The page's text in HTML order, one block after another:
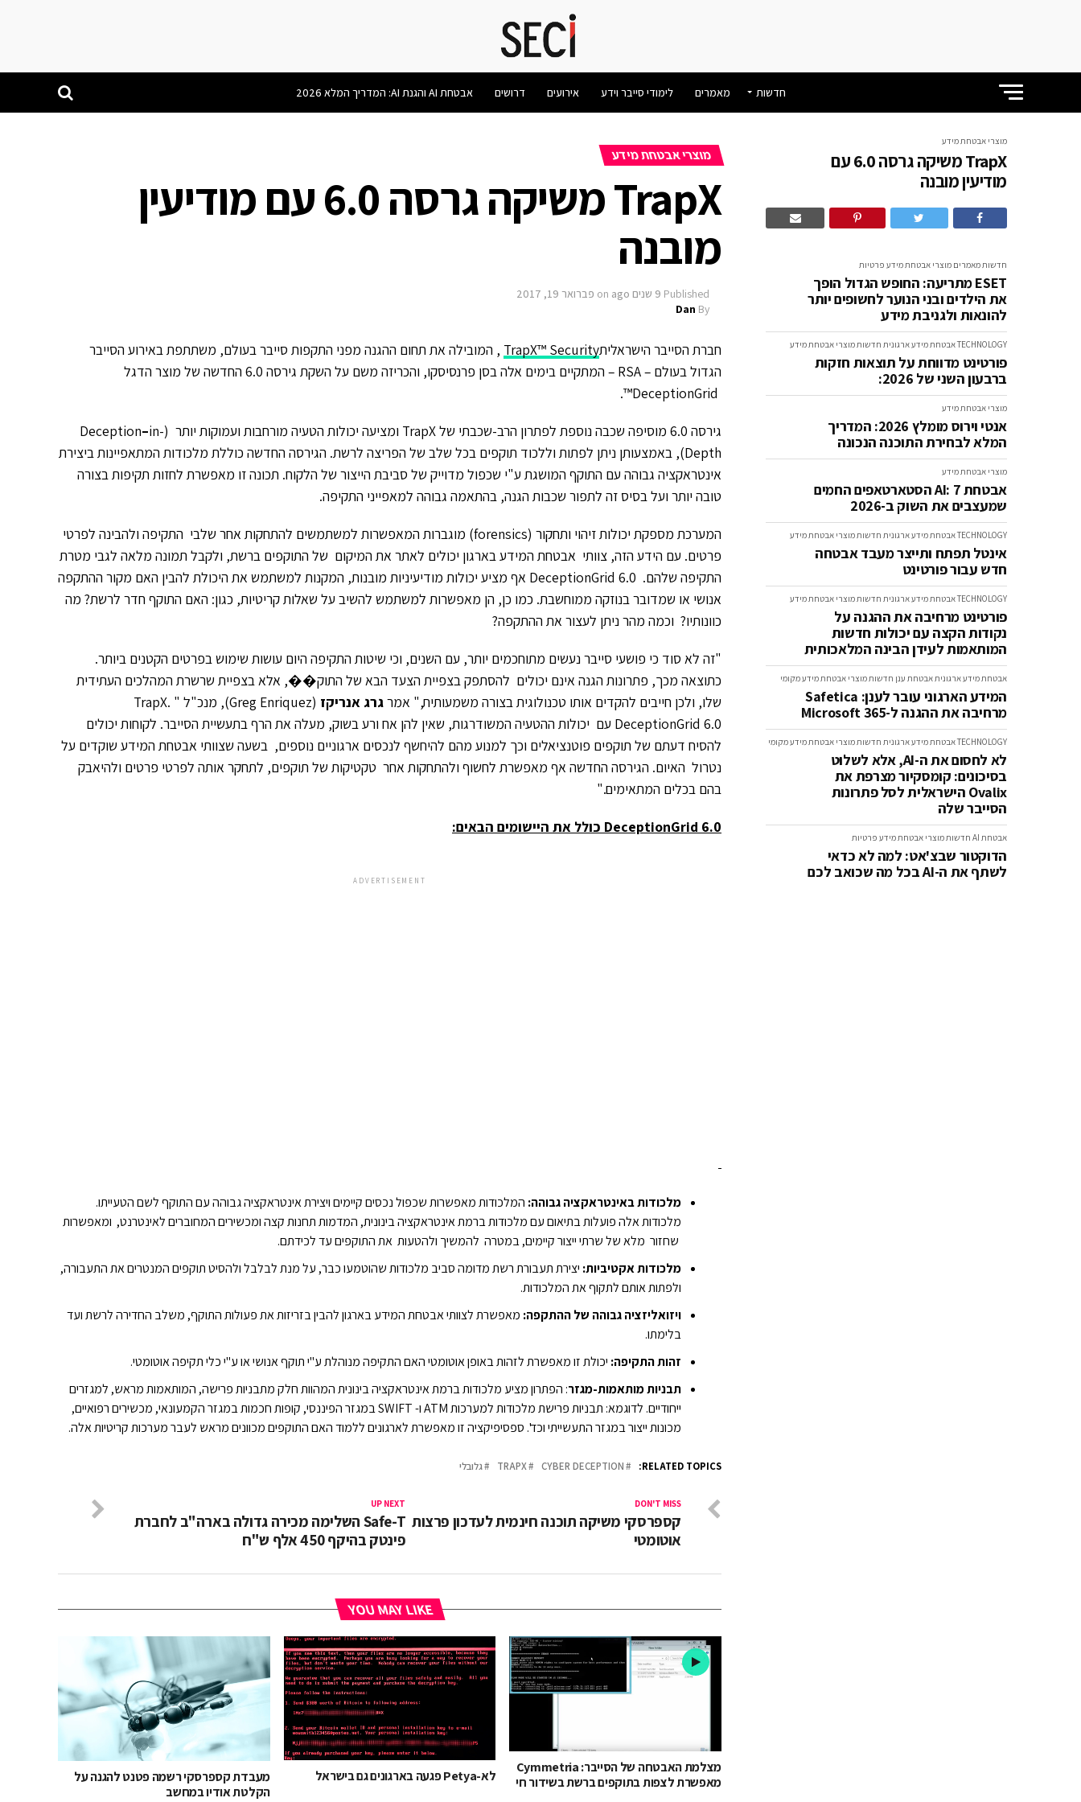
חדשות מאמרים לימודי סייבר וידע אירועים דרושים אבטחת AI והגנת AI: המדריך המלא 2026
מוצרי אבטחת מידע
TrapX משיקה גרסה 6.0 עם
מודיעין מובנה
חדשותמאמרים מוצרי אבטחת מידע פרטיות
ESET מתריעה: החופש הגדול הופך
את הילדים ובני הנוער לחשופים יותר
להונאות ולגניבת מידע
TECHNOLOGYאבטחת מידע ארגונית חדשותמוצרי אבטחת מידע
פורטינט מדווחת על תוצאות חזקות
ברבעון השני של 2026:
מוצרי אבטחת מידע
אנטי וירוס מומלץ 2026: המדריך
המלא לבחירת התוכנה הנכונה
מוצרי אבטחת מידע
אבטחת AI: 7 הסטארטאפים החמים
שמעצבים את השוק ב-2026
TECHNOLOGYאבטחת מידע ארגונית חדשותמוצרי אבטחת מידע
אינטל תפתח ותייצר מעבד אבטחה
חדש עבור פורטינט
TECHNOLOGYאבטחת מידע ארגונית חדשותמוצרי אבטחת מידע
פורטינט מרחיבה את ההגנה על
נקודות הקצה עם יכולות חדשות
המותאמות לעידן הבינה המלאכותית
אבטחת מידע ארגוניתאבטחת ענן חדשותמוצרי אבטחת מידעמקומי
המידע הארגוני עובר לענן: Safetica
מרחיבה את ההגנה ל-Microsoft 365
TECHNOLOGYאבטחת מידע ארגונית חדשותמוצרי אבטחת מידעמקומי
לא לחסום את ה-AI, אלא לשלוט
בסיכונים: קומסקיור מצרפת את
Ovalix הישראלית לסל פתרונות
הסייבר שלה
אבטחת AI חדשותמוצרי אבטחת מידע פרטיות
הדוקטור שבצ'אט: למה לא כדאי
לשתף את ה-AI בכל מה שכואב לכם
מוצרי אבטחת מידע
TrapX משיקה גרסה 6.0 עם מודיעין
מובנה
Published 9 שנים ago on פברואר 19, 2017
By
Dan
חברת הסייבר הישראליתTrapX™ Security , המובילה את תחום ההגנה מפני התקפות סייבר בעולם, משתתפת באירוע הסייבר
הגדול בעולם – RSA – המתקיים בימים אלה בסן פרנסיסקו, והכריזה משם על השקת גירסה 6.0 החדשה של מוצר הדגל
גירסה 6.0 מוסיפה שכבה נוספת לפתרון הרב-שכבתי של TrapX ומציעה יכולות הטעיה מורחבות ועמוקות יותר (Deception –in-
Depth), באמצעותן ניתן לפתות וללכוד תוקפים בכל שלב של הפריצה לרשת. הגירסה החדשה כוללת מלכודות המתאפיינות ביצירת
אינטראקציה גבוהה עם התוקף המושגת ע"י שכפול מדוייק של סביבת הייצור של הלקוח. תכונה זו מאפשרת לחזות תקיפות בצורה
טובה יותר ועל בסיס זה לתפור שכבות הגנה, בהתאמה גבוהה למאפייני התקיפה.
המערכת מספקת יכולות זיהוי ותחקור (forensics) מוגברות המאפשרות למשתמשים להתחקות אחר שלבי התקיפה ולהבינה לפרטי
פרטים. עם הידע הזה, צוותי אבטחת המידע בארגון יכולים לאתר את המיקום של התוקפים ברשת, ולקבל תמונה מלאה לגבי מטרת
התקיפה שלהם. DeceptionGrid 6.0 אף מציע יכולות מודיעיניות מובנות, המקנות למשתמש את היכולת להבין האם מקור ההתקפה
אנושי או שמדובר בנוזקה ממוחשבת. כמו כן, הן מאפשרות למשתמש להשיב על שאלות קריטיות, כגון: האם התוקף חדר לרשת? מה
כוונותיו? וכמה מהר ניתן לעצור את ההתקפה?
"זה לא סוד כי פושעי סייבר נעשים מתוחכמים יותר, עם השנים, וכי שיטות התקיפה היום עושות שימוש בפרטים הקטנים ביותר.
כתוצאה מכך, פתרונות הגנה אינם יכולים להסתפק בצפיית הצעד הבא של התוק��, אלא בצפיית שרשרת המהלכים העתידית
שלו, ולכן חייבים להקדים אותו טכנולוגית בצורה משמעותית," אמרגרג אנריקז
(Greg Enriquez), מנכ"ל TrapX. "
DeceptionGrid 6.0 עם יכולות ההטעיה המשודרגות, שאין להן אח ורע בשוק, מעלה את הרף בתעשיית הסייבר. לקוחות יכולים
להסיח דעתם של תוקפים פוטנציאלים וכך למנוע מהם להיחשף לנכסים ארגוניים נוספים, בשעה שצוותי אבטחת המידע שוקדים על
נטרול האיום. הגירסה החדשה אף מאפשרת לחשוף ולהתחקות אחר טקטיקות של תוקפים, לתחקר אותה לפרטי פרטים ולהיאבק
בהם בכלים המתאימים."
DeceptionGrid 6.0 כולל את היישומים הבאים:
ADVERTISEMENT
מלכודות באינטראקציה גבוהה: המלכודות מאפשרות שכפול נכסים קיימים ויצירת אינטראקציה גבוהה עם התוקף לשם הטעייתו.
מלכודות אלה פועלות בתיאום עם מלכודות ברמת אינטראקציה בינונית, המדמות תחנות קצה ומכשירים המחוברים לאינטרנט, ומאפשרות
שחזור מלא של שרתי ייצור קיימים, במטרה להמשיך ולהטעות את התוקפים עד לכידתם.
מלכודות אקטיביות: יצירת תעבורת רשת מדומה סביב מלכודות שהוטמעו כבר, על מנת לבלבל ולהסיט תוקפים המנטרים את התעבורה,
ולפתות אותם לתקוף את המלכודות.
ויזואליזציה גבוהה של ההתקפה: מאפשרת לצוותי אבטחת המידע בארגון להבין בזריזות את פעולות התוקף, משלב החדירה לרשת ועד
בלימתו.
זהות התקיפה: יכולת זו מאפשרת לזהות באופן אוטומטי האם התקיפה מנוהלת ע"י תוקף אנושי או ע"י כלי תקיפה אוטומטי.
תבניות מותאמות-מגזר: הפתרון מציע מלכודות ברמת אינטראקציה בינונית המהוות חלק מתבניות פרישה, המותאמות מראש, למגזרים
ייחודיים. לדוגמא: תבניות פרישת מלכודות למערכות ATM ו- SWIFT במגזר הפיננסי, קופות חכמות במגזר הקמעונאי, מכשירים רפואיים,
מכונות ייצור במגזר התעשייתי וכד'. ספסיפיקציה זו מאפשרת לארגונים ללמוד האם התוקפים מכוונים מראש לעבר מערכות קריטיות אלה.
RELATED TOPICS:
CYBER DECEPTION
TRAPX גלובלי
UP NEXT
Safe-T השלימה מכירה גדולה בארה"ב לחברת
פינטק בהיקף 450 אלף ש"ח
DON'T MISS
קספרסקי משיקה תוכנה חינמית לעדכון פרצות
אוטומטי
YOU MAY LIKE
מצלמת האבטחה של הסייבר: Cymmetria
מאפשרת לצפות בתוקפים ברשת בשידור חי
לא-Petya פגעה בארגונים גם בישראל
מעבדת קספרסקי רשמה פטנט להגנה על
הקלטת אודיו במחשב